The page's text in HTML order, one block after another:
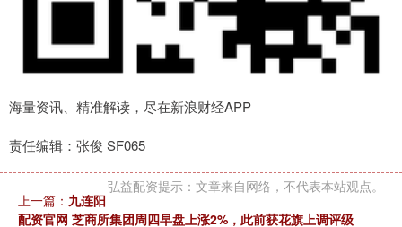
海量资讯、精准解读，尽在新浪财经APP
责任编辑：张俊 SF065
弘益配资提示：文章来自网络，不代表本站观点。
上一篇： 九连阳
配资官网 芝商所集团周四早盘上涨2%，此前获花旗上调评级